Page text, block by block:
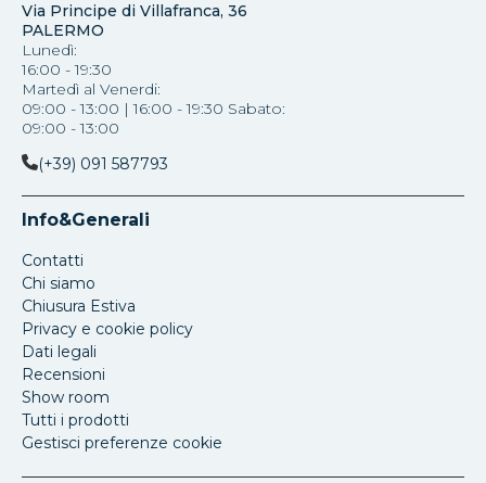
Via Principe di Villafranca, 36
PALERMO
Lunedì:
16:00 - 19:30
Martedì al Venerdi:
09:00 - 13:00 | 16:00 - 19:30 Sabato:
09:00 - 13:00
(+39) 091 587793
Info&Generali
Contatti
Chi siamo
Chiusura Estiva
Privacy e cookie policy
Dati legali
Recensioni
Show room
Tutti i prodotti
Gestisci preferenze cookie